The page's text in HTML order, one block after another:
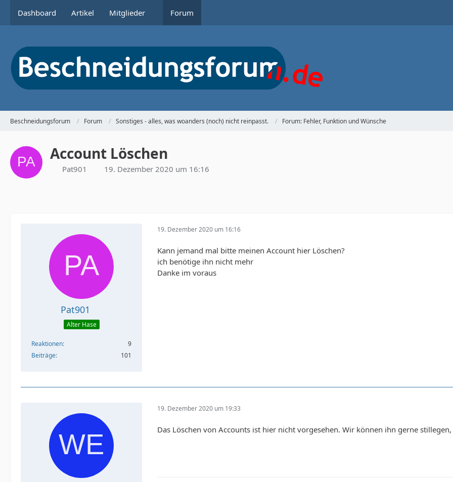
Dashboard Artikel Mitglieder Forum
Beschneidungsforum Forum Sonstiges - alles, was woanders (noch) nicht reinpasst. Forum: Fehler, Funktion und Wünsche
Account Löschen
Pat901 19. Dezember 2020 um 16:16
Pat901
Alter Hase
Reaktionen
9
Beiträge
101
19. Dezember 2020 um 16:16
Kann jemand mal bitte meinen Account hier Löschen?
ich benötige ihn nicht mehr
Danke im voraus
19. Dezember 2020 um 19:33
Das Löschen von Accounts ist hier nicht vorgesehen. Wir können ihn gerne